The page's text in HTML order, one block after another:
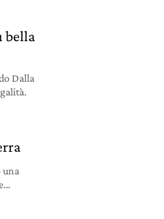
bella
Dalla
una